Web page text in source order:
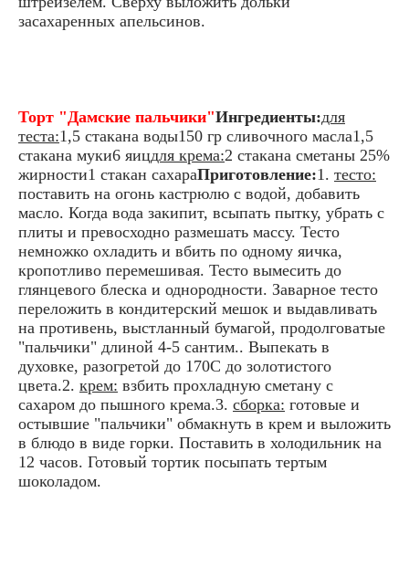
засахаренных апельсинов.
Торт "Дамские пальчики"Ингредиенты:для
теста:1,5 стакана воды150 гр сливочного масла1,5
стакана муки6 яицдля крема:2 стакана сметаны 25%
жирности1 стакан сахараПриготовление:1. тесто:
поставить на огонь кастрюлю с водой, добавить
масло. Когда вода закипит, всыпать пытку, убрать с
плиты и превосходно размешать массу. Тесто
немножко охладить и вбить по одному яичка,
кропотливо перемешивая. Тесто вымесить до
глянцевого блеска и однородности. Заварное тесто
переложить в кондитерский мешок и выдавливать
на противень, выстланный бумагой, продолговатые
"пальчики" длиной 4-5 сантим.. Выпекать в
духовке, разогретой до 170С до золотистого
цвета.2. крем: взбить прохладную сметану с
сахаром до пышного крема.3. сборка: готовые и
остывшие "пальчики" обмакнуть в крем и выложить
в блюдо в виде горки. Поставить в холодильник на
12 часов. Готовый тортик посыпать тертым
шоколадом.